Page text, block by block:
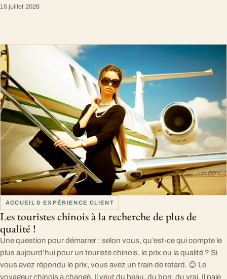
15 juillet 2026
ACCUEIL & EXPÉRIENCE CLIENT
Les touristes chinois à la recherche de plus de
qualité !
Une question pour démarrer : selon vous, qu’est-ce qui compte le
plus aujourd’hui pour un touriste chinois, le prix ou la qualité ? Si
vous avez répondu le prix, vous avez un train de retard. 😉 Le
voyageur chinois a changé. Il veut du beau, du bon, du vrai. Il paie